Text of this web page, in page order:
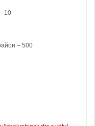
10
– 500